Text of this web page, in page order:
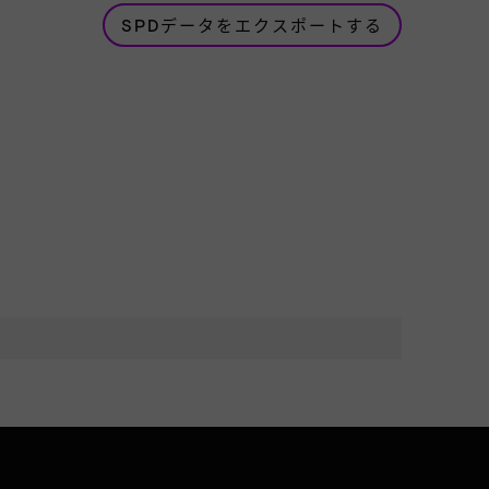
SPDデータをエクスポートする